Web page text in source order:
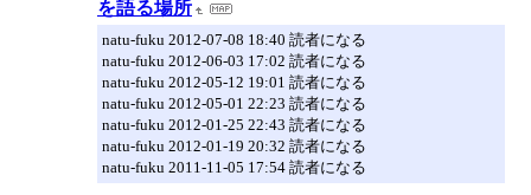
を語る場所
natu-fuku 2012-07-08 18:40 読者になる
natu-fuku 2012-06-03 17:02 読者になる
natu-fuku 2012-05-12 19:01 読者になる
natu-fuku 2012-05-01 22:23 読者になる
natu-fuku 2012-01-25 22:43 読者になる
natu-fuku 2012-01-19 20:32 読者になる
natu-fuku 2011-11-05 17:54 読者になる